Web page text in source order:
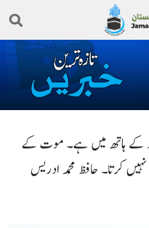
کے ہاتھ میں ہے۔ موت کے
کرتا۔ حافظ محمد ادریس